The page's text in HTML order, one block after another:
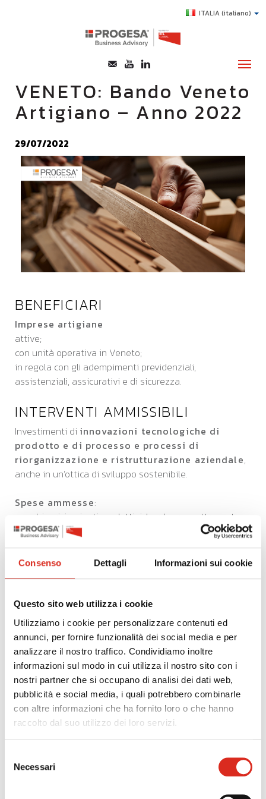
Consenso Dettagli Informazioni sui cookie
Questo sito web utilizza i cookie
Utilizziamo i cookie per personalizzare contenuti ed
annunci, per fornire funzionalità dei social media e per
analizzare il nostro traffico. Condividiamo inoltre
informazioni sul modo in cui utilizza il nostro sito con i
nostri partner che si occupano di analisi dei dati web,
pubblicità e social media, i quali potrebbero combinarle
con altre informazioni che ha fornito loro o che hanno
raccolto dal suo utilizzo dei loro servizi.
delNecessari
ITALIA(italiano)
CHI SIAMO
TOPICS
HIGHLIGHTS
E-LEARNING
AGEVOLAZIONI
SUCCESS STORY
CONTATTI
VENETO: Bando Veneto
Artigiano – Anno 2022
29/07/2022
BENEFICIARI
Imprese artigiane
attive;
con unità operativa in Veneto;
in regola con gli adempimenti previdenziali,
assistenziali, assicurativi e di sicurezza.
INTERVENTI AMMISSIBILI
Investimenti di innovazioni tecnologiche di
prodotto e di processo e processi di
riorganizzazione e ristrutturazione aziendale,
anche in un’ottica di sviluppo sostenibile.
Spese ammesse:
macchinari, impianti produttivi, hardware e attrezzature;
autocarri a esclusivo uso aziendale (max. € 10.000;
software e realizzazione di sistemi di e-commerce
(max. 10.000);
attrezzature sono inferiori a 50.000 euro; max. €
20.000 se le spese citate superano € 50.000);
spese per la realizzazione di impianti a fonti rinnovabili;
spese generali.
AGEVOLAZIONE
40% a fondo perduto
Contributo minimo pari a € 10.000, corrispondente ad
una Spesa minima pari € 25.000.